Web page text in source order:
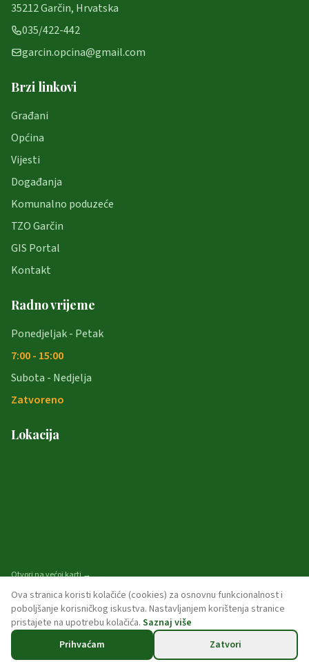
35212 Garčin, Hrvatska
035/422-442
garcin.opcina@gmail.com
Brzi linkovi
Građani
Općina
Vijesti
Događanja
Komunalno poduzeće
TZO Garčin
GIS Portal
Kontakt
Radno vrijeme
Ponedjeljak - Petak
7:00 - 15:00
Subota - Nedjelja
Zatvoreno
Lokacija
Otvori na većoj karti →
© 2026 opcina-garcin. Sva prava pridržana.
Politika privatnosti
Ova stranica koristi kolačiće (cookies) za osnovnu funkcionalnost i
poboljšanje korisničkog iskustva. Nastavljanjem korištenja stranice
pristajete na upotrebu kolačića. Saznaj više
Prihvaćam
Zatvori